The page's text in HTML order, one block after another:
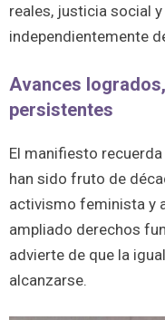
reales, justicia social
independientemente
Avances
persistentes
El manifiesto
han sido fruto de
activismo feminista y
ampliado derechos
advierte de que la
alcanzarse.